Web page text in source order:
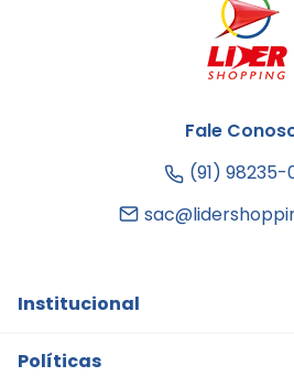
Fale
(91) 98235-
Institucional
Quem somos
Políticas